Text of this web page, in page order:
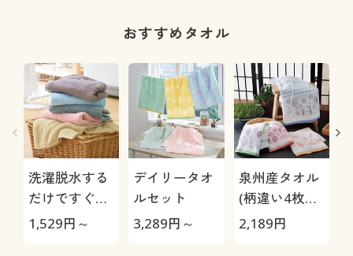
おすすめタオル
洗濯脱水する
だけですぐ乾
くタオル(同色
1,529円～
デイリータオ
ルセット
3,289円～
泉州産タオル
(柄違い4枚
組・軽くて使
2,189円